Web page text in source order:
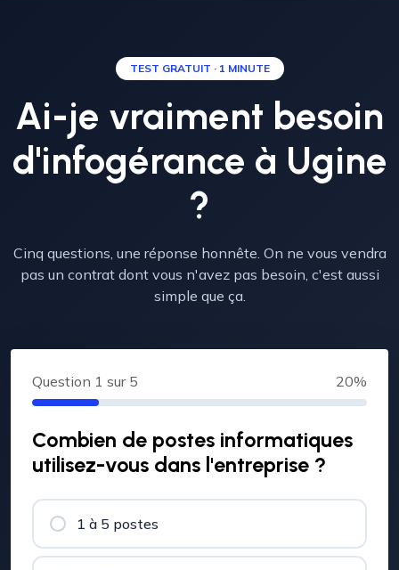
TEST GRATUIT · 1 MINUTE
Ai-je vraiment besoin
d'infogérance à Ugine
?
Cinq questions, une réponse honnête. On ne vous vendra
pas un contrat dont vous n'avez pas besoin, c'est aussi
simple que ça.
Question 1 sur 5 20%
Combien de postes informatiques
utilisez-vous dans l'entreprise ?
1 à 5 postes